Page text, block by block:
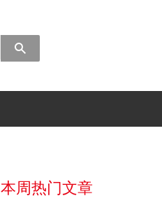
本周热门文章